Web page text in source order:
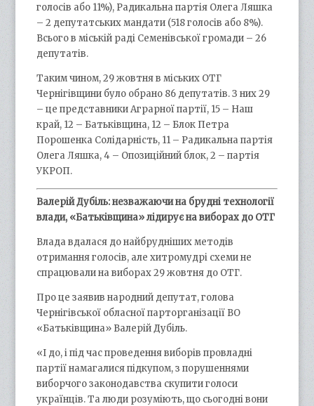
голосів або 11%), Радикальна партія Олега Ляшка
– 2 депутатських мандати (518 голосів або 8%).
Всього в міській раді Семенівської громади – 26
депутатів.
Таким чином, 29 жовтня в міських ОТГ
Чернігівщини було обрано 86 депутатів. З них 29
– це представники Аграрної партії, 15 – Наш
край, 12 – Батьківщина, 12 – Блок Петра
Порошенка Солідарність, 11 – Радикальна партія
Олега Ляшка, 4 – Опозиційний блок, 2 – партія
УКРОП.
Валерій Дубіль: незважаючи на брудні технології
влади, «Батьківщина» лідирує на виборах до ОТГ
Влада вдалася до найбрудніших методів
отримання голосів, але хитромудрі схеми не
спрацювали на виборах 29 жовтня до ОТГ.
Про це заявив народний депутат, голова
Чернігівської обласної парторганізації ВО
«Батьківщина» Валерій Дубіль.
«І до, і під час проведення виборів провладні
партії намагалися підкупом, з порушеннями
виборчого законодавства скупити голоси
українців. Та люди розуміють, що сьогодні вони